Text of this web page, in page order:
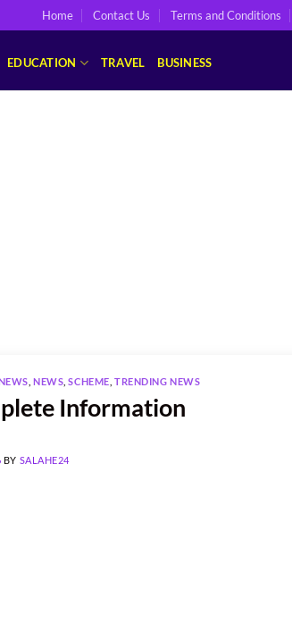
Home Contact Us Terms and Conditions
EDUCATION TRAVEL BUSINESS
,NEWS ,SCHEME TRENDING NEWS
Information
BY SALAHE24